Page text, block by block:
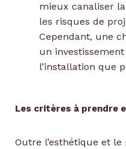
mieux canaliser
les risques de
Cependant, une
un
l’installation que
Les critères à prendre
Outre l’esthétique et